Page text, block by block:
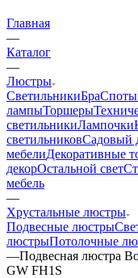
Главная
—
Каталог
—
Люстры
СветильникиБраСпоты
лампыТоршеры
светильникиЛампочки
светильниковСадовый
мебелиДекоративные
декорОстальной свет
мебель
—
Хрустальные люстры
Подвесные люстры
люстрыПотолочные
—Подвесная люстра
GW FH1S